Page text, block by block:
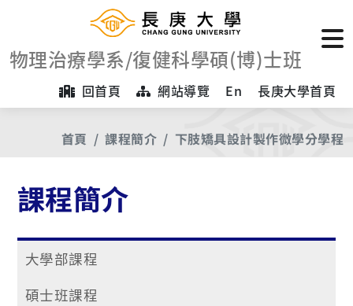
物理治療學系/復健科學碩(博)士班
回首頁 網站導覽 En 長庚大學首頁
首頁 課程簡介 下肢矯具設計製作微學分學程
課程簡介
大學部課程
碩士班課程